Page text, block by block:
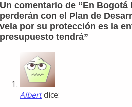
Un comentario de “En Bogotá
perderán con el Plan de
vela por su protección es la
presupuesto tendrá”
Albertdice: